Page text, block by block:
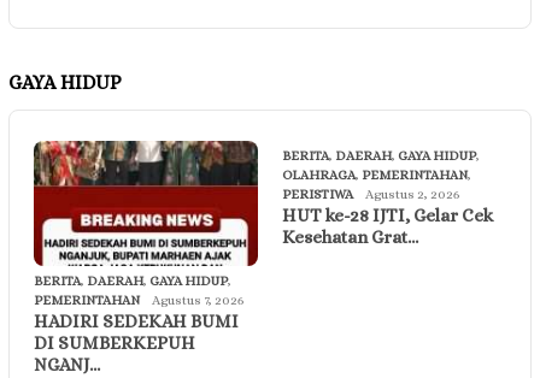
GAYA HIDUP
BERITA, DAERAH, GAYA HIDUP,
PEMERINTAHAN
Agustus 7, 2026
HADIRI SEDEKAH BUMI
DI SUMBERKEPUH
NGANJ…
BERITA, DAERAH, GAYA HIDUP,
OLAHRAGA, PEMERINTAHAN,
PERISTIWA
Agustus 2, 2026
HUT ke-28 IJTI, Gelar Cek
Kesehatan Grat…